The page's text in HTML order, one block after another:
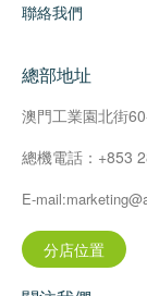
聯絡我們
總部地址
澳門工業園北街
總機電話：+853
E-
分店位置